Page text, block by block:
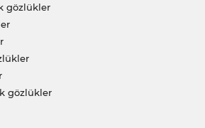
gözlükler
gözlükler